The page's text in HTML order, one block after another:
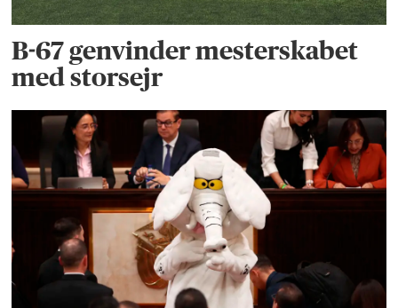
B-67 genvinder mesterskabet
med storsejr